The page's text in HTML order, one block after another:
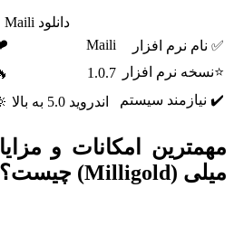
دانلود Maili
✅ نام نرم افزار
Maili
⭐نسخه نرم افزار
1.0.7
✔️ نیازمند سیستم
اندروید 5.0 به بالا
مهمترین امکانات و
میلی (Milligold) چیست؟